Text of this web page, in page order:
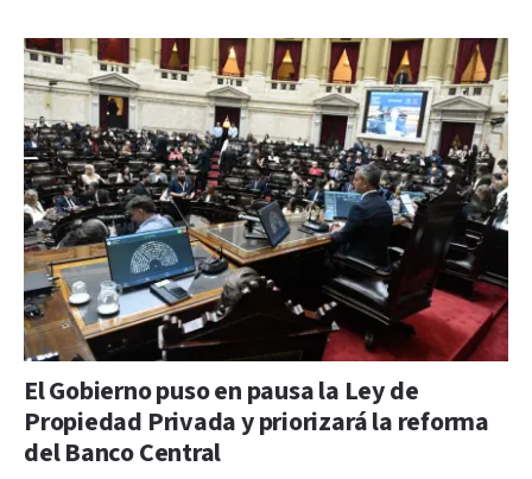
El Gobierno puso en pausa la Ley de
Propiedad Privada y priorizará la reforma
del Banco Central